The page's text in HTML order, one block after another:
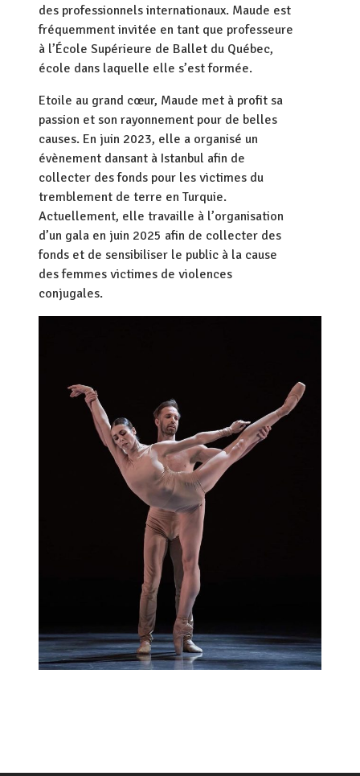
des professionnels internationaux. Maude est
fréquemment invitée en tant que professeure
à l’École Supérieure de Ballet du Québec,
école dans laquelle elle s’est formée.
Etoile au grand cœur, Maude met à profit sa
passion et son rayonnement pour de belles
causes. En juin 2023, elle a organisé un
évènement dansant à Istanbul afin de
collecter des fonds pour les victimes du
tremblement de terre en Turquie.
Actuellement, elle travaille à l’organisation
d’un gala en juin 2025 afin de collecter des
fonds et de sensibiliser le public à la cause
des femmes victimes de violences
conjugales.